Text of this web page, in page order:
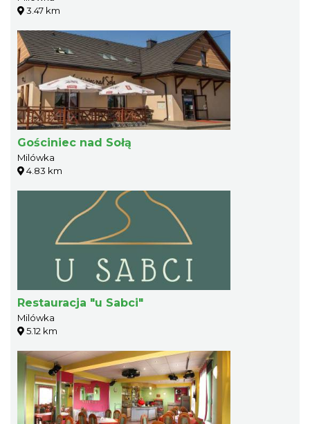
3.47 km
Gościniec nad Sołą
Milówka
4.83 km
Restauracja "u Sabci"
Milówka
5.12 km